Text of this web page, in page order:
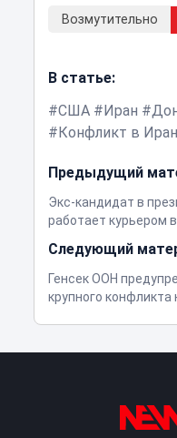
Возмутительно
В статье:
США
Иран
Конфликт в
Предыдущий
Экс-кандидат в
работает курьером
Следующий
Генсек ООН
крупного